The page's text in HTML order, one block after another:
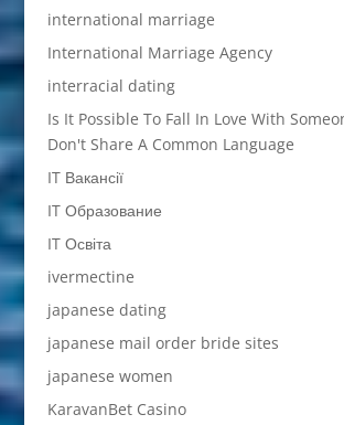
international marriage
International Marriage Agency
interracial dating
Is It Possible To Fall In Love With
Don't Share A Common Language
IT Вакансії
IT Образование
IT Освіта
ivermectine
japanese dating
japanese mail order bride sites
japanese women
KaravanBet Casino